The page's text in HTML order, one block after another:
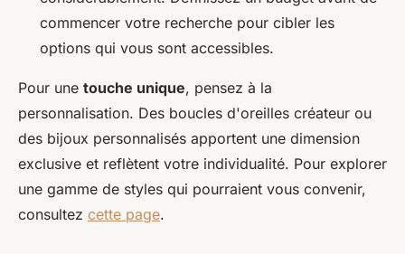
commencer votre recherche pour cibler les
options qui vous sont accessibles.
Pour une touche unique, pensez à la
personnalisation. Des boucles d'oreilles créateur ou
des bijoux personnalisés apportent une dimension
exclusive et reflètent votre individualité. Pour explorer
une gamme de styles qui pourraient vous convenir,
consultez cette page.